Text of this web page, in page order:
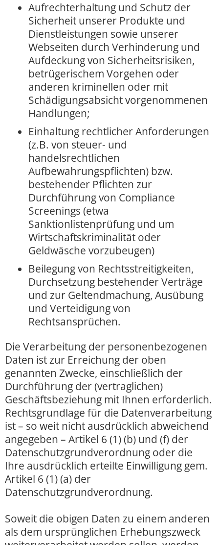
Aufrechterhaltung und Schutz der
Sicherheit unserer Produkte und
Dienstleistungen sowie unserer
Webseiten durch Verhinderung und
Aufdeckung von Sicherheitsrisiken,
betrügerischem Vorgehen oder
anderen kriminellen oder mit
Schädigungsabsicht vorgenommenen
Handlungen;
Einhaltung rechtlicher Anforderungen
(z.B. von steuer- und
handelsrechtlichen
Aufbewahrungspflichten) bzw.
bestehender Pflichten zur
Durchführung von Compliance
Screenings (etwa
Sanktionlistenprüfung und um
Wirtschaftskriminalität oder
Geldwäsche vorzubeugen)
Beilegung von Rechtsstreitigkeiten,
Durchsetzung bestehender Verträge
und zur Geltendmachung, Ausübung
und Verteidigung von
Rechtsansprüchen.
Die Verarbeitung der personenbezogenen
Daten ist zur Erreichung der oben
genannten Zwecke, einschließlich der
Durchführung der (vertraglichen)
Geschäftsbeziehung mit Ihnen erforderlich.
Rechtsgrundlage für die Datenverarbeitung
ist – so weit nicht ausdrücklich abweichend
angegeben – Artikel 6 (1) (b) und (f) der
Datenschutzgrundverordnung oder die
Ihre ausdrücklich erteilte Einwilligung gem.
Artikel 6 (1) (a) der
Datenschutzgrundverordnung.
Soweit die obigen Daten zu einem anderen
als dem ursprünglichen Erhebungszweck